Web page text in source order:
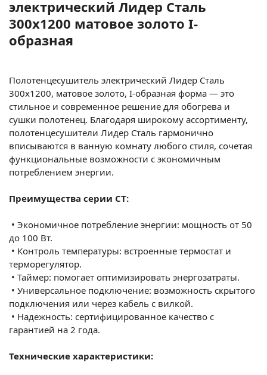
электрический Лидер Сталь
300х1200 матовое золото I-
образная
Полотенцесушитель электрический Лидер Сталь
300х1200, матовое золото, I-образная форма — это
стильное и современное решение для обогрева и
сушки полотенец. Благодаря широкому ассортименту,
полотенцесушители Лидер Сталь гармонично
вписываются в ванную комнату любого стиля, сочетая
функциональные возможности с экономичным
потреблением энергии.
Преимущества серии СТ:
• Экономичное потребление энергии: мощность от 50
до 100 Вт.
• Контроль температуры: встроенные термостат и
терморегулятор.
• Таймер: помогает оптимизировать энергозатраты.
• Универсальное подключение: возможность скрытого
подключения или через кабель с вилкой.
• Надежность: сертифицированное качество с
гарантией на 2 года.
Технические характеристики: